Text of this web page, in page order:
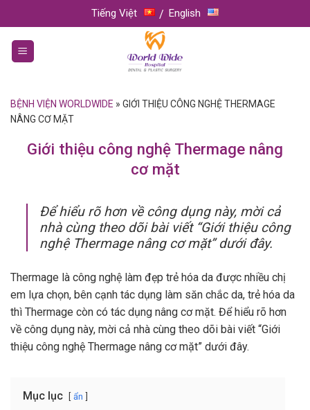
to
content
Tiếng Việt English
BỆNH VIỆN WORLDWIDE » GIỚI THIỆU CÔNG NGHỆ THERMAGE
NÂNG CƠ MẶT
Giới thiệu công nghệ Thermage nâng
cơ mặt
Để hiểu rõ hơn về công dụng này, mời cả
nhà cùng theo dõi bài viết “Giới thiệu công
nghệ Thermage nâng cơ mặt” dưới đây.
Thermage là công nghệ làm đẹp trẻ hóa da được nhiều chị
em lựa chọn, bên cạnh tác dụng làm săn chắc da, trẻ hóa da
thì Thermage còn có tác dụng nâng cơ mặt. Để hiểu rõ hơn
về công dụng này, mời cả nhà cùng theo dõi bài viết “Giới
thiệu công nghệ Thermage nâng cơ mặt” dưới đây.
Mục lục ẩn